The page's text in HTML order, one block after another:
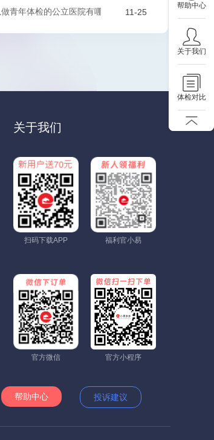
帮助中心
关于我们
体检对比
青年体检的公立医院有哪些？有哪些套餐可以选择？
11-25
关于我们
扫码下载APP 福利官小易
官方微信 官方小程序
帮助中心 投诉建议